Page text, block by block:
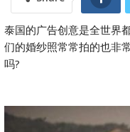
泰国的广告创意是全世界
们的婚纱照常常拍的也非
吗?